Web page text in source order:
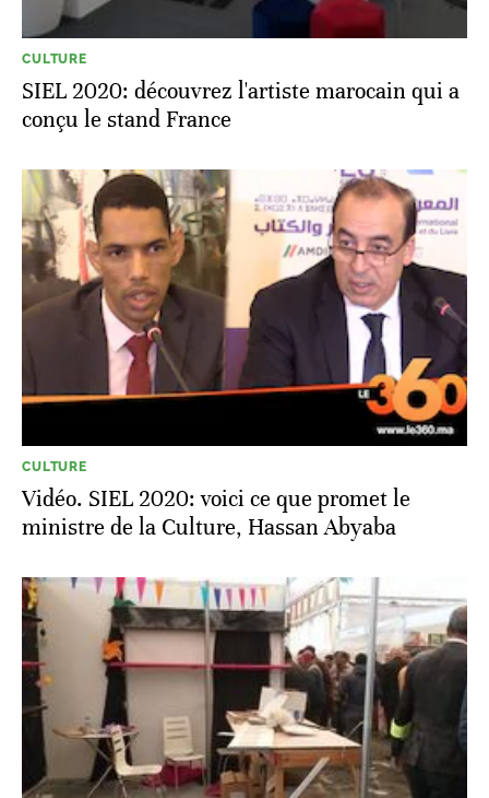
CULTURE
SIEL 2020: découvrez l'artiste marocain qui a
conçu le stand France
CULTURE
Vidéo. SIEL 2020: voici ce que promet le
ministre de la Culture, Hassan Abyaba